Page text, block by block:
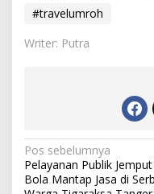
#travelumroh
Writer: Putra
N
a
Pos sebelumnya
Pelayanan Publik Jemput
Bola Mantap Jasa di